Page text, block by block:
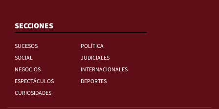
SECCIONES
SUCESOS
POLÍTICA
SOCIAL
JUDICIALES
NEGOCIOS
INTERNACIONALES
ESPECTÁCULOS
DEPORTES
CURIOSIDADES